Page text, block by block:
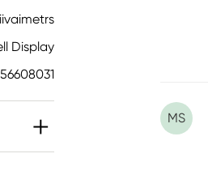
Display
MS